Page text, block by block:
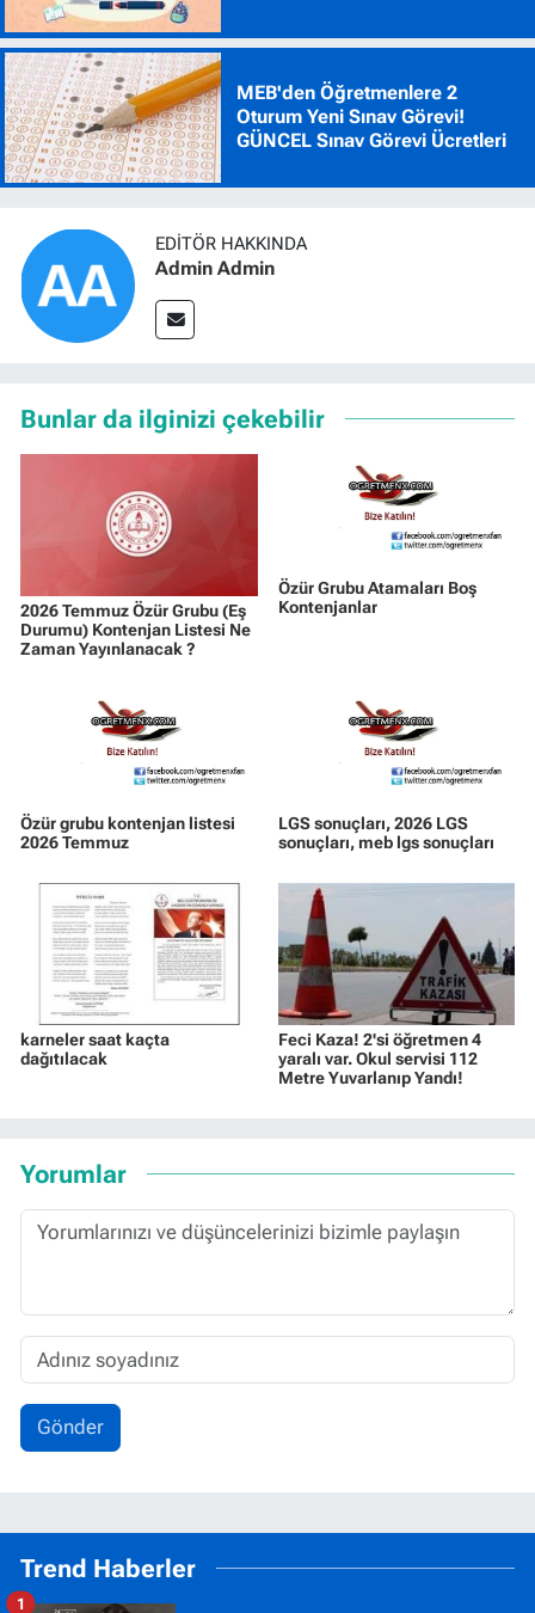
MEB'den Öğretmenlere 2
Oturum Yeni Sınav Görevi!
GÜNCEL Sınav Görevi Ücretleri
EDITÖR HAKKINDA
Admin Admin
Bunlar da ilginizi çekebilir
2026 Temmuz Özür Grubu (Eş
Durumu) Kontenjan Listesi Ne
Zaman Yayınlanacak ?
Özür Grubu Atamaları Boş
Kontenjanlar
Özür grubu kontenjan listesi
2026 Temmuz
LGS sonuçları, 2026 LGS
sonuçları, meb lgs sonuçları
karneler saat kaçta
dağıtılacak
Feci Kaza! 2'si öğretmen 4
yaralı var. Okul servisi 112
Metre Yuvarlanıp Yandı!
Yorumlar
Gönder
Trend Haberler
1